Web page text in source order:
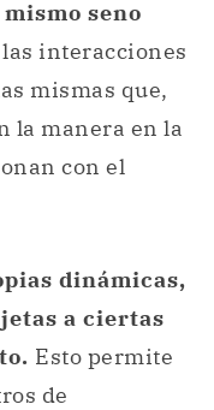
seno
interacciones
mismas que,
la manera en la
con el
dinámicas,
a ciertas
Esto permite
de